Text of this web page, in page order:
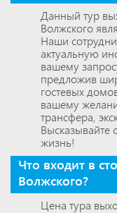
Данный тур
Волжского
Наши
актуальную
вашему
предложив
гостевых
вашему
трансфера,
Высказывайте
жизнь!
Что входит в
Волжского?
Цена тура